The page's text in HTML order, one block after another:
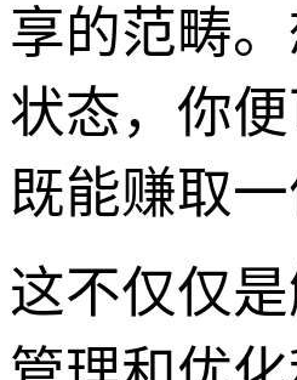
享的范畴
状态，你
既能赚取
这不仅仅